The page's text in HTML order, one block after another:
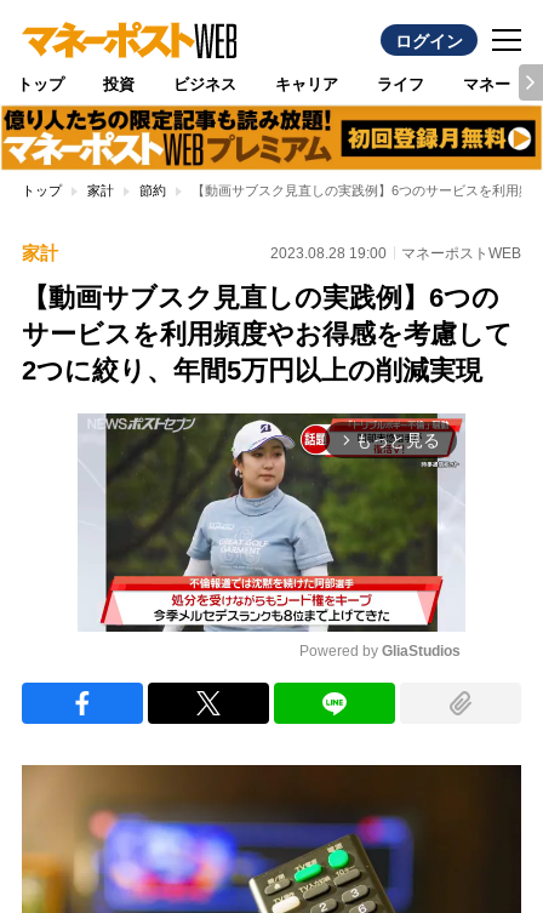
ログイン
トップ 投資 ビジネス キャリア ライフ マネー
トップ 家計 節約 【動画サブスク見直しの実践例】6つのサービスを利用
家計 2023.08.28 19:00 マネーポストWEB
【動画サブスク見直しの実践例】6つの
サービスを利用頻度やお得感を考慮して
2つに絞り、年間5万円以上の削減実現
arrow_forward_ios もっと見る
Powered by GliaStudios